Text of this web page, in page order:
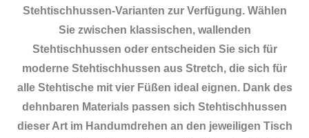
Stehtischhussen-Varianten zur Verfügung. Wählen
Sie zwischen klassischen, wallenden
Stehtischhussen oder entscheiden Sie sich für
moderne Stehtischhussen aus Stretch, die sich für
alle Stehtische mit vier Füßen ideal eignen. Dank des
dehnbaren Materials passen sich Stehtischhussen
dieser Art im Handumdrehen an den jeweiligen Tisch